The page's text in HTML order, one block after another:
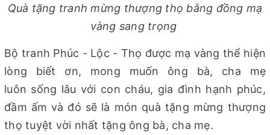
Quà tặng tranh mừng thượng thọ bằng đồng mạ
vàng sang trọng
Bộ tranh Phúc - Lộc - Thọ được mạ vàng thể hiện
lòng biết ơn, mong muốn ông bà, cha mẹ
luôn sống lâu với con cháu, gia đình hạnh phúc,
đầm ấm và đó sẽ là món quà tặng mừng thượng
thọ tuyệt vời nhất tặng ông bà, cha mẹ.